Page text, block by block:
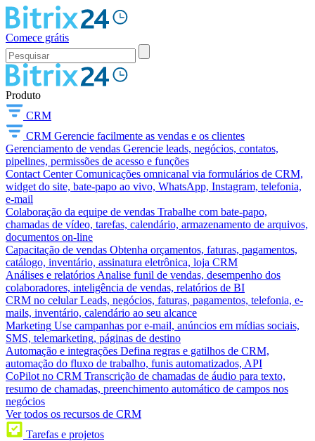
Comece grátis
Produto
CRM
CRM Gerencie facilmente as vendas e os clientes
Gerenciamento de vendas Gerencie leads, negócios, contatos,
pipelines, permissões de acesso e funções
Contact Center Comunicações omnicanal via formulários de CRM,
widget do site, bate-papo ao vivo, WhatsApp, Instagram, telefonia,
e-mail
Colaboração da equipe de vendas Trabalhe com bate-papo,
chamadas de vídeo, tarefas, calendário, armazenamento de arquivos,
documentos on-line
Capacitação de vendas Obtenha orçamentos, faturas, pagamentos,
catálogo, inventário, assinatura eletrônica, loja CRM
Análises e relatórios Analise funil de vendas, desempenho dos
colaboradores, inteligência de vendas, relatórios de BI
CRM no celular Leads, negócios, faturas, pagamentos, telefonia, e-
mails, inventário, calendário ao seu alcance
Marketing Use campanhas por e-mail, anúncios em mídias sociais,
SMS, telemarketing, páginas de destino
Automação e integrações Defina regras e gatilhos de CRM,
automação do fluxo de trabalho, funis automatizados, API
CoPilot no CRM Transcrição de chamadas de áudio para texto,
resumo de chamadas, preenchimento automático de campos nos
negócios
Ver todos os recursos de CRM
Tarefas e projetos